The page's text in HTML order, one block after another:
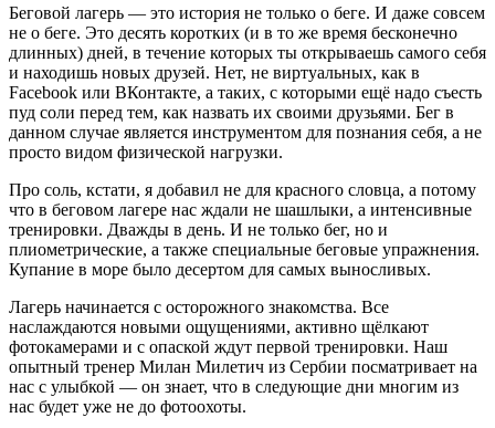
Беговой лагерь — это история не только о беге. И даже совсем
не о беге. Это десять коротких (и в то же время бесконечно
длинных) дней, в течение которых ты открываешь самого себя
и находишь новых друзей. Нет, не виртуальных, как в
Facebook или ВКонтакте, а таких, с которыми ещё надо съесть
пуд соли перед тем, как назвать их своими друзьями. Бег в
данном случае является инструментом для познания себя, а не
просто видом физической нагрузки.
Про соль, кстати, я добавил не для красного словца, а потому
что в беговом лагере нас ждали не шашлыки, а интенсивные
тренировки. Дважды в день. И не только бег, но и
плиометрические, а также специальные беговые упражнения.
Купание в море было десертом для самых выносливых.
Лагерь начинается с осторожного знакомства. Все
наслаждаются новыми ощущениями, активно щёлкают
фотокамерами и с опаской ждут первой тренировки. Наш
опытный тренер Милан Милетич из Сербии посматривает на
нас с улыбкой — он знает, что в следующие дни многим из
нас будет уже не до фотоохоты.